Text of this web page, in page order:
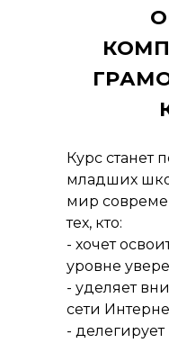
Курс станет
младших
мир
тех, кто:
- хочет
уровне
- уделяет
сети
-